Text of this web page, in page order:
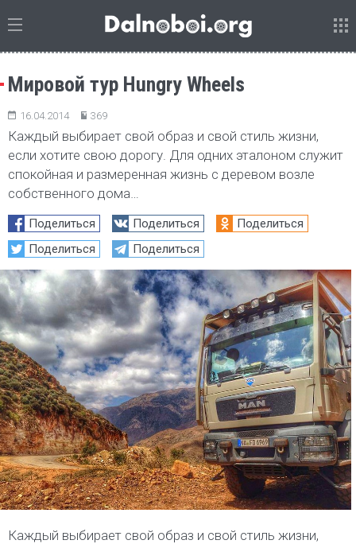
Мировой тур Hungry Wheels
16.04.2014 369
Каждый выбирает свой образ и свой стиль жизни,
если хотите свою дорогу. Для одних эталоном служит
спокойная и размеренная жизнь с деревом возле
собственного дома…
Поделиться Поделиться
Поделиться
Поделиться
Поделиться
Каждый выбирает свой образ и свой стиль жизни,